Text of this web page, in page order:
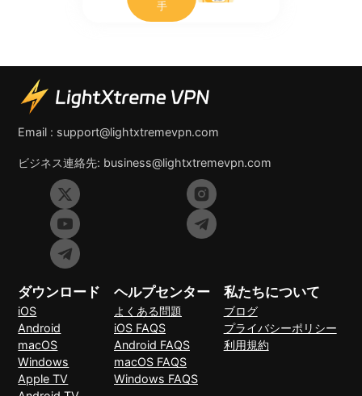
手
Email : support@lightxtremevpn.com
ビジネス連絡先: business@lightxtremevpn.com
ダウンロード
iOS
Android
macOS
Windows
Apple TV
ヘルプセンター
よくある問題
iOS FAQS
Android FAQS
macOS FAQS
Windows FAQS
私たちについて
ブログ
プライバシーポリシー
利用規約